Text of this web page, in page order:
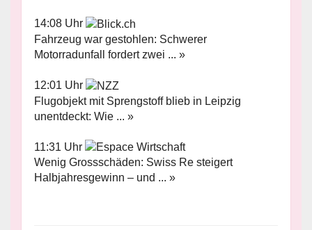
14:08 Uhr
Fahrzeug war gestohlen: Schwerer
Motorradunfall fordert zwei ... »
12:01 Uhr
Flugobjekt mit Sprengstoff blieb in Leipzig
unentdeckt: Wie ... »
11:31 Uhr
Wenig Grossschäden: Swiss Re steigert
Halbjahresgewinn – und ... »